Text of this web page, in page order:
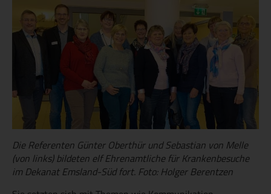
Die Referenten Günter Oberthür und Sebastian von Melle
(von links) bildeten elf Ehrenamtliche für Krankenbesuche
im Dekanat Emsland-Süd fort. Foto: Holger Berentzen